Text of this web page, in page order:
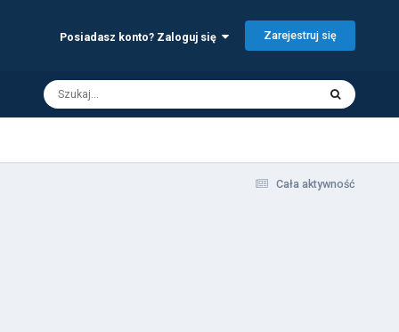
Posiadasz konto? Zaloguj się Zarejestruj się
Cała aktywność